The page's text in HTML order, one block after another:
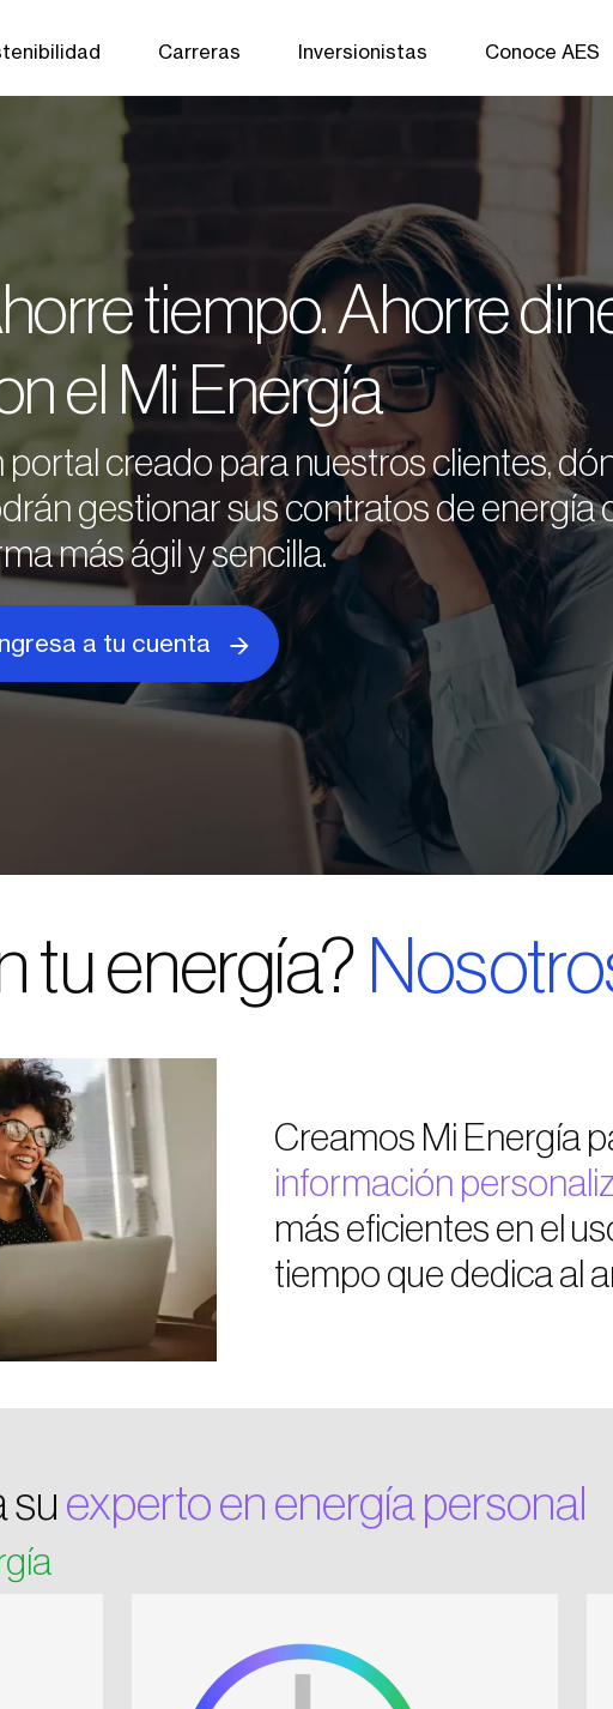
Carreras Inversionistas Conoce AES
tiempo. Ahorre
el Mi Energía
portal creado para nuestros clientes,
gestionar sus contratos de energía
más ágil y sencilla.
a tu cuenta
tu energía?
Creamos Mi Energía
información
más eficientes en el
tiempo que dedica al
su experto en energía personal